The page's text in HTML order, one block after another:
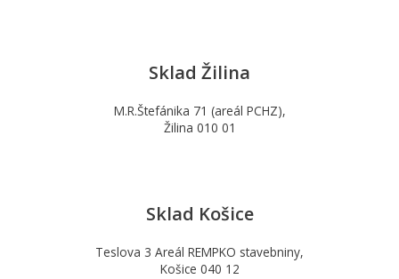
Sklad Žilina
M.R.Štefánika 71 (areál PCHZ),
Žilina 010 01
Sklad Košice
Teslova 3 Areál REMPKO stavebniny,
Košice 040 12